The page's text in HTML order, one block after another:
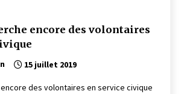
encore des volontaires
15 juillet 2019
encore des volontaires en service civique